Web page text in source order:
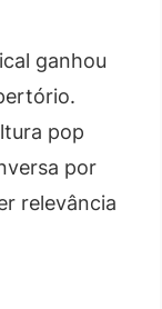
ganhou
pop
por
relevância